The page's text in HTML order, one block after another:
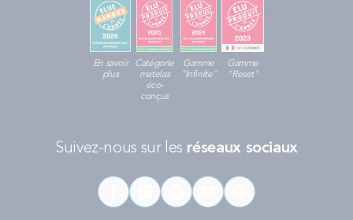
En savoir
plus
Catégorie
matelas
éco-
conçus
Gamme
"Infinite"
Gamme
"Reset"
Suivez-nous sur les réseaux sociaux